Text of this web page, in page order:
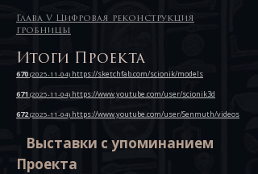
Глава V Цифровая реконструкция
гробницы
Итоги Проекта
670(2025-11-04) https://sketchfab.com/scionik/models
671 (2025-11-04) https://www.youtube.com/user/scionik3d
672(2025-11-04) https://www.youtube.com/user/Senmuth/videos
Выставки с упоминанием
Проекта